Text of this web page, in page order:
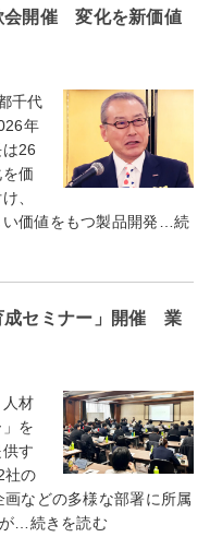
会開催 変化を新価値
千代
年
26
価
、
い価値をもつ製品開発…続
成セミナー」開催 業
材
を
す
社の
などの多様な部署に所属
…続きを読む